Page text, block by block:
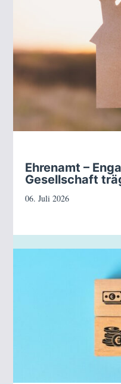
Ehrenamt –
Gesellschaft
06. Juli 2026